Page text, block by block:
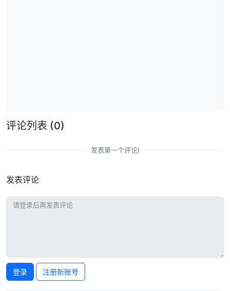
评论列表 (0)
发表第一个评论!
发表评论
登录 注册新账号